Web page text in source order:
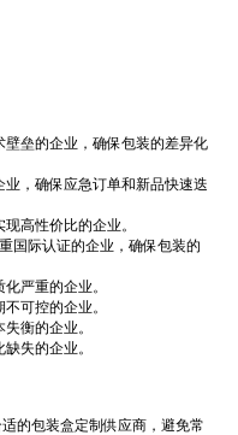
垒的企业，确保包装的差异化
，确保应急订单和新品快速迭
高性价比的企业。
国际认证的企业，确保包装的
严重的企业。
可控的企业。
衡的企业。
失的企业。
的包装盒定制供应商，避免常